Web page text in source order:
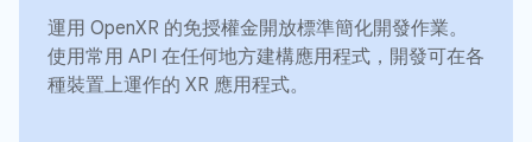
運用 OpenXR 的免授權金開放標準簡化開發作業。
使用常用 API 在任何地方建構應用程式，開發可在各
種裝置上運作的 XR 應用程式。